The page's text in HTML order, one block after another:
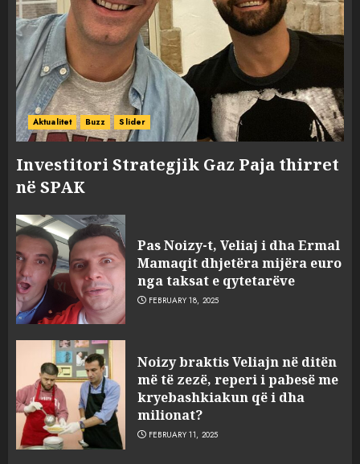
Aktualitet Buzz Slider
Investitori Strategjik Gaz Paja thirret
në SPAK
Pas Noizy-t, Veliaj i dha Ermal
Mamaqit dhjetëra mijëra euro
nga taksat e qytetarëve
FEBRUARY 18, 2025
Noizy braktis Veliajn në ditën
më të zezë, reperi i pabesë me
kryebashkiakun që i dha
milionat?
FEBRUARY 11, 2025
3
sulmuan “One Albania”,
ngjarja u fsheh. A u vodhën
serverat?
MARCH 25, 2025